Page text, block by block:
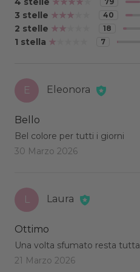
3 stelle 40
2 stelle 18
1 stella 7
E Eleonora
Bello
Bel colore per tutti i giorni
30 Marzo 2026
L Laura
Ottimo
Una volta sfumato resta
21 Marzo 2026